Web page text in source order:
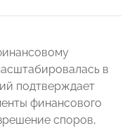
в
подтверждает
финансового
споров,